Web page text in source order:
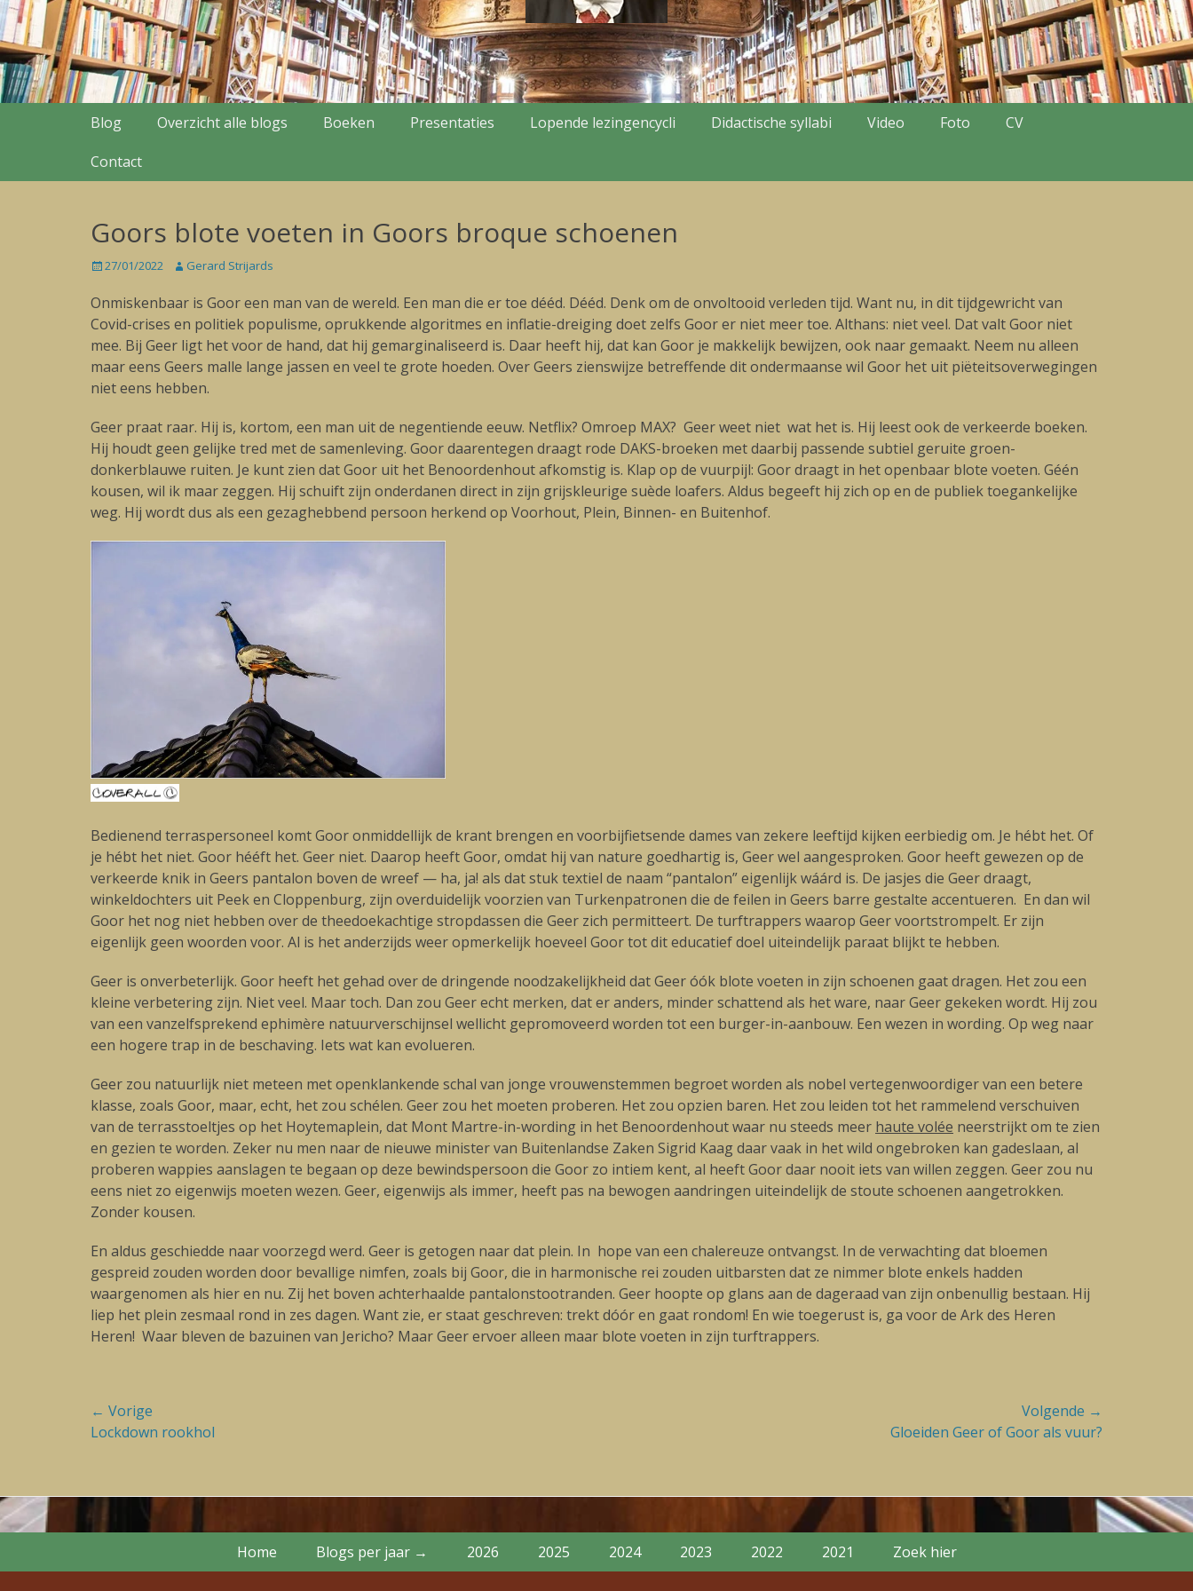
Secondary Menu
Skip
content
Blog Overzicht alle blogs Boeken Presentaties Lopende lezingencycli Didactische syllabi Video Foto
CV
Contact
Goors blote voeten in Goors broque schoenen
Posted
27/01/2022 Author
Gerard Strijards
Onmiskenbaar is Goor een man van de wereld. Een man die er toe dééd. Dééd. Denk om de onvoltooid verleden tijd. Want nu, in dit tijdgewricht van
Covid-crises en politiek populisme, oprukkende algoritmes en inflatie-dreiging doet zelfs Goor er niet meer toe. Althans: niet veel. Dat valt Goor niet
mee. Bij Geer ligt het voor de hand, dat hij gemarginaliseerd is. Daar heeft hij, dat kan Goor je makkelijk bewijzen, ook naar gemaakt. Neem nu alleen
maar eens Geers malle lange jassen en veel te grote hoeden. Over Geers zienswijze betreffende dit ondermaanse wil Goor het uit piëteitsoverwegingen
niet eens hebben.
Geer praat raar. Hij is, kortom, een man uit de negentiende eeuw. Netflix? Omroep MAX? Geer weet niet wat het is. Hij leest ook de verkeerde boeken.
Hij houdt geen gelijke tred met de samenleving. Goor daarentegen draagt rode DAKS-broeken met daarbij passende subtiel geruite groen-
donkerblauwe ruiten. Je kunt zien dat Goor uit het Benoordenhout afkomstig is. Klap op de vuurpijl: Goor draagt in het openbaar blote voeten. Géén
kousen, wil ik maar zeggen. Hij schuift zijn onderdanen direct in zijn grijskleurige suède loafers. Aldus begeeft hij zich op en de publiek toegankelijke
weg. Hij wordt dus als een gezaghebbend persoon herkend op Voorhout, Plein, Binnen- en Buitenhof.
Bedienend terraspersoneel komt Goor onmiddellijk de krant brengen en voorbijfietsende dames van zekere leeftijd kijken eerbiedig om. Je hébt het. Of
je hébt het niet. Goor hééft het. Geer niet. Daarop heeft Goor, omdat hij van nature goedhartig is, Geer wel aangesproken. Goor heeft gewezen op de
verkeerde knik in Geers pantalon boven de wreef — ha, ja! als dat stuk textiel de naam “pantalon” eigenlijk wáárd is. De jasjes die Geer draagt,
winkeldochters uit Peek en Cloppenburg, zijn overduidelijk voorzien van Turkenpatronen die de feilen in Geers barre gestalte accentueren. En dan wil
Goor het nog niet hebben over de theedoekachtige stropdassen die Geer zich permitteert. De turftrappers waarop Geer voortstrompelt. Er zijn
eigenlijk geen woorden voor. Al is het anderzijds weer opmerkelijk hoeveel Goor tot dit educatief doel uiteindelijk paraat blijkt te hebben.
Geer is onverbeterlijk. Goor heeft het gehad over de dringende noodzakelijkheid dat Geer óók blote voeten in zijn schoenen gaat dragen. Het zou een
kleine verbetering zijn. Niet veel. Maar toch. Dan zou Geer echt merken, dat er anders, minder schattend als het ware, naar Geer gekeken wordt. Hij zou
van een vanzelfsprekend ephimère natuurverschijnsel wellicht gepromoveerd worden tot een burger-in-aanbouw. Een wezen in wording. Op weg naar
een hogere trap in de beschaving. Iets wat kan evolueren.
Geer zou natuurlijk niet meteen met openklankende schal van jonge vrouwenstemmen begroet worden als nobel vertegenwoordiger van een betere
klasse, zoals Goor, maar, echt, het zou schélen. Geer zou het moeten proberen. Het zou opzien baren. Het zou leiden tot het rammelend verschuiven
van de terrasstoeltjes op het Hoytemaplein, dat Mont Martre-in-wording in het Benoordenhout waar nu steeds meer haute volée neerstrijkt om te zien
en gezien te worden. Zeker nu men naar de nieuwe minister van Buitenlandse Zaken Sigrid Kaag daar vaak in het wild ongebroken kan gadeslaan, al
proberen wappies aanslagen te begaan op deze bewindspersoon die Goor zo intiem kent, al heeft Goor daar nooit iets van willen zeggen. Geer zou nu
eens niet zo eigenwijs moeten wezen. Geer, eigenwijs als immer, heeft pas na bewogen aandringen uiteindelijk de stoute schoenen aangetrokken.
Zonder kousen.
En aldus geschiedde naar voorzegd werd. Geer is getogen naar dat plein. In hope van een chalereuze ontvangst. In de verwachting dat bloemen
gespreid zouden worden door bevallige nimfen, zoals bij Goor, die in harmonische rei zouden uitbarsten dat ze nimmer blote enkels hadden
waargenomen als hier en nu. Zij het boven achterhaalde pantalonstootranden. Geer hoopte op glans aan de dageraad van zijn onbenullig bestaan. Hij
liep het plein zesmaal rond in zes dagen. Want zie, er staat geschreven: trekt dóór en gaat rondom! En wie toegerust is, ga voor de Ark des Heren
Heren! Waar bleven de bazuinen van Jericho? Maar Geer ervoer alleen maar blote voeten in zijn turftrappers.
Bericht
navigatie
← Vorige
Vorige
Lockdown rookhol
Volgende →
Gloeiden Geer of Goor als vuur?
Home Blogs per jaar → 2026 2025 2024 2023 2022 2021 Zoek hier